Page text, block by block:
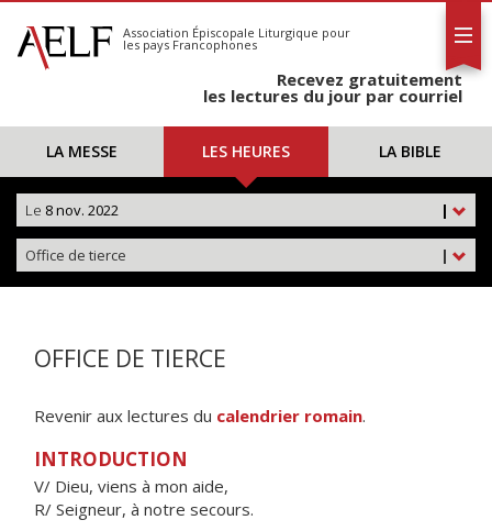
S'abonner
Calendrier
Association Épiscopale Liturgique pour
les pays Francophones
Recevez gratuitement
les lectures du jour par courriel
LA MESSE LES HEURES LA BIBLE
|
Le 8 nov. 2022
|
Office de tierce
OFFICE DE TIERCE
Revenir aux lectures du calendrier romain.
INTRODUCTION
V/ Dieu, viens à mon aide,
R/ Seigneur, à notre secours.